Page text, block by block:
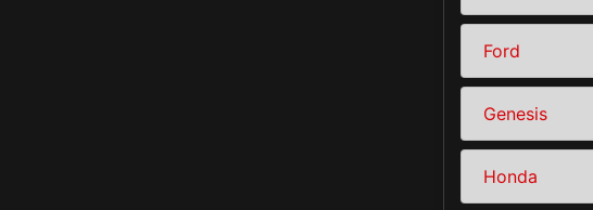
Ford
Genesis
Honda